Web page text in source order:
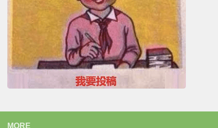
MORE